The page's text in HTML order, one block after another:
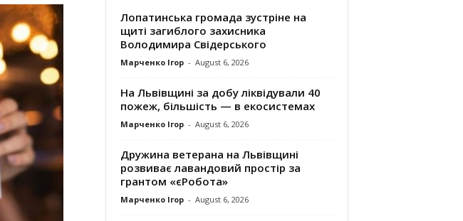
Лопатинська громада зустріне на
щиті загиблого захисника
Володимира Свідерського
Марченко Ігор - August 6, 2026
На Львівщині за добу ліквідували 40
пожеж, більшість — в екосистемах
Марченко Ігор - August 6, 2026
Дружина ветерана на Львівщині
розвиває лавандовий простір за
грантом «єРобота»
Марченко Ігор - August 6, 2026